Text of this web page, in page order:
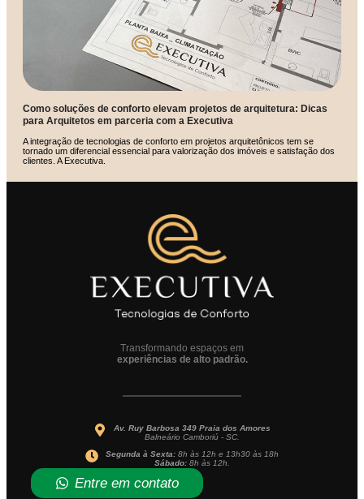
Como soluções de conforto elevam projetos de arquitetura: Dicas
para Arquitetos em parceria com a Executiva
A integração de tecnologias de conforto em projetos arquitetônicos tem se
tornado um diferencial essencial para valorização dos imóveis e satisfação dos
clientes. A Executiva.
Transformando espaços em
experiências de alto padrão.
Av. Ruy Barbosa 349 Praia dos Amores
Balneário Camboriú - SC.
Segunda à Sexta: 8h às 12h e 13h30 às 18h
Sábado: 8h às 12h.
Entre em contato